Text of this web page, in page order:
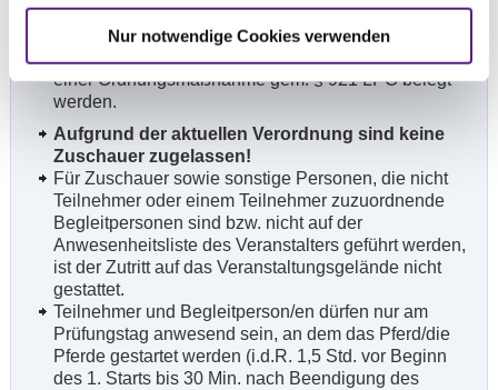
Nur notwendige Cookies verwenden
Bußgeldern geahndet werden. Die Nichtbeachtung
der Anordnungen/Hinweise stellt (auch) einem
Verstoß gem. LPO § 920 Abs. 2.k dar und kann mit
einer Ordnungsmaßnahme gem. § 921 LPO belegt
werden.
Aufgrund der aktuellen Verordnung sind keine
Zuschauer zugelassen!
Für Zuschauer sowie sonstige Personen, die nicht
Teilnehmer oder einem Teilnehmer zuzuordnende
Begleitpersonen sind bzw. nicht auf der
Anwesenheitsliste des Veranstalters geführt werden,
ist der Zutritt auf das Veranstaltungsgelände nicht
gestattet.
Teilnehmer und Begleitperson/en dürfen nur am
Prüfungstag anwesend sein, an dem das Pferd/die
Pferde gestartet werden (i.d.R. 1,5 Std. vor Beginn
des 1. Starts bis 30 Min. nach Beendigung des